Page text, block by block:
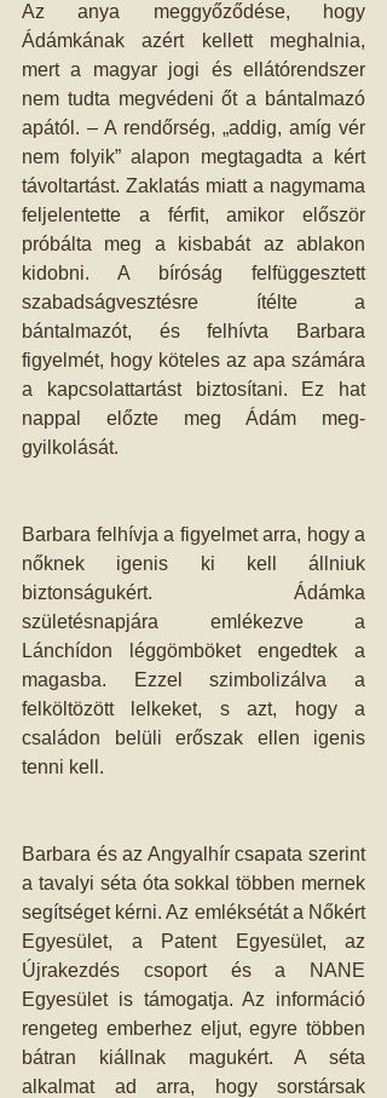
Az anya meggyőződése, hogy
Ádámkának azért kellett meghalnia,
mert a magyar jogi és ellátórendszer
nem tudta megvédeni őt a bántalmazó
apá­tól. – A rendőrség, „addig, amíg vér
nem folyik” alapon megtagadta a kért
távoltartást. Zaklatás miatt a nagymama
feljelentette a férfit, amikor először
próbálta meg a kisbabát az ablakon
kidobni. A bíróság felfüggesztett
szabadságvesztésre ítélte a
bántalmazót, és felhívta Barbara
figyelmét, hogy köteles az apa számára
a kapcsolattartást biztosítani. Ez hat
nappal előzte meg Ádám meg­
gyilkolását.
Barbara felhívja a figyelmet arra, hogy a
nőknek igenis ki kell állniuk
biztonságukért. Ádámka
születésnapjára emlékezve a
Lánchídon léggömböket engedtek a
magasba. Ezzel szimbolizálva a
felköltözött lelkeket, s azt, hogy a
családon belüli erőszak ellen igenis
tenni kell.
Barbara és az Angyalhír csapata szerint
a tavalyi séta óta sokkal többen mernek
segítséget kérni. Az emléksétát a Nőkért
Egyesület, a Patent Egyesület, az
Újrakezdés csoport és a NANE
Egyesület is támogatja. Az információ
rengeteg emberhez eljut, egyre többen
bátran kiállnak magukért. A séta
alkalmat ad arra, hogy sorstársak